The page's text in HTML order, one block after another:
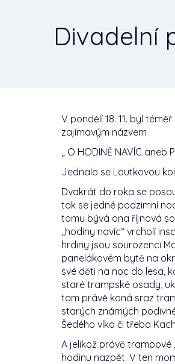
Divadelní
V pondělí 18. 11. byl
zajímavým názvem
„ O HODINĚ NAVÍC aneb
Jednalo se Loutkovou
Dvakrát do roka se
tak se jedné podzimní
tomu bývá ona říjnová
„hodiny navíc“ vrcholí
hrdiny jsou sourozenci
panelákovém bytě na
své děti na noc do lesa,
staré trampské osady,
tam právě koná sraz
starých známých
Šedého vlka či třeba
A jelikož právě trampové
hodinu nazpět. V ten